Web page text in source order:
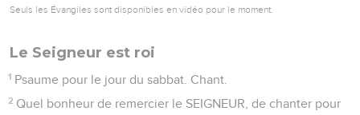
Seuls les Évangiles sont disponibles en vidéo pour le moment.
Le Seigneur est roi
1 Psaume pour le jour du sabbat. Chant.
2 Quel bonheur de remercier le SEIGNEUR, de chanter pour